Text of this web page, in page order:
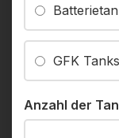
GFK Tanks
Anzahl der